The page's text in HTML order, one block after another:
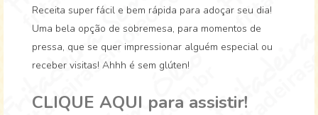
Receita super fácil e bem rápida para adoçar seu dia!
Uma bela opção de sobremesa, para momentos de
pressa, que se quer impressionar alguém especial ou
receber visitas! Ahhh é sem glúten!
CLIQUE AQUI para assistir!